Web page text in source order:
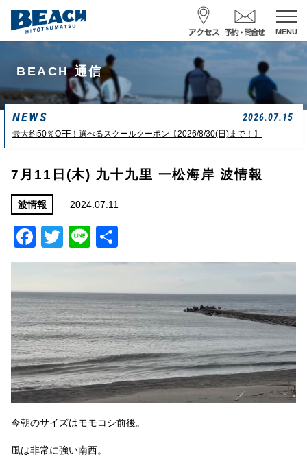
MENU
スクール予約・お問合せ
レンタル予約
サーフ ナミイーヨ
0475-32-7314
一松海岸 波情報
サイズ
胸前後
状態
ややザワ
BEACH 通信
NEWS 2026.07.15
最大約50％OFF！選べるスクールクーポン【2026/8/30(日)まで！】
7月11日(木) 九十九里 一松海岸 波情報
波情報 2024.07.11
Facebook
Twitter
Line
有
今朝のサイズはモモコシ前後。
風は非常に強い南西。